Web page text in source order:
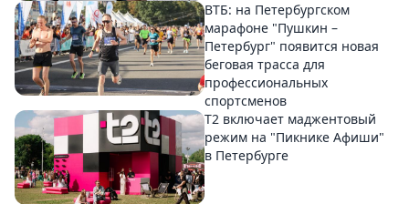
ВТБ: на Петербургском
марафоне "Пушкин –
Петербург" появится новая
беговая трасса для
профессиональных
спортсменов
Т2 включает маджентовый
режим на "Пикнике Афиши"
в Петербурге